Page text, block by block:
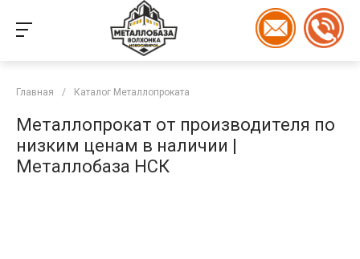
Главная / Каталог Металлопроката
Металлопрокат от производителя по
низким ценам в наличии |
Металлобаза НСК